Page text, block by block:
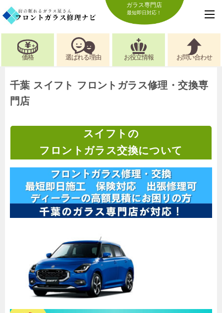
ガラス専門店
最短即日対応！
価格 選ばれる理由 お役立情報 お問い合わせ
千葉 スイフト フロントガラス修理・交換専
門店
スイフトの
フロントガラス交換について